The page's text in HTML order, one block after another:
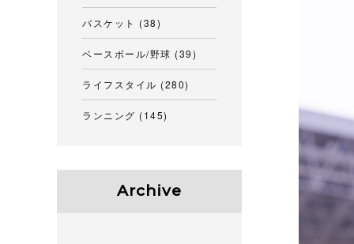
バスケット (38)
ベースボール/野球 (39)
ライフスタイル (280)
ランニング (145)
Archive